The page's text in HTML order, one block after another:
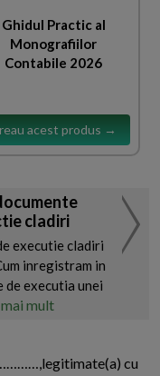
Ghidul Practic al
Monografiilor
Contabile 2026
acest produs →
cladiri
executie cladiri
inregistram in
executia unei
mult
cu